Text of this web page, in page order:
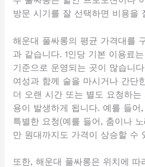
방문 시기를 잘 선택하면 비용을
해운대 풀싸롱의 평균 가격대를
과 같습니다. 1인당 기본 이용료
기준으로 운영되는 곳이 많습니
여성과 함께 술을 마시거나 간단
더 오랜 시간 또는 별도 요청하
용이 발생하게 됩니다. 예를 들
특별한 요청(예를 들어, 춤이나
만 원대까지도 가격이 상승할 수
또한, 해운대 풀싸롱은 위치에 따